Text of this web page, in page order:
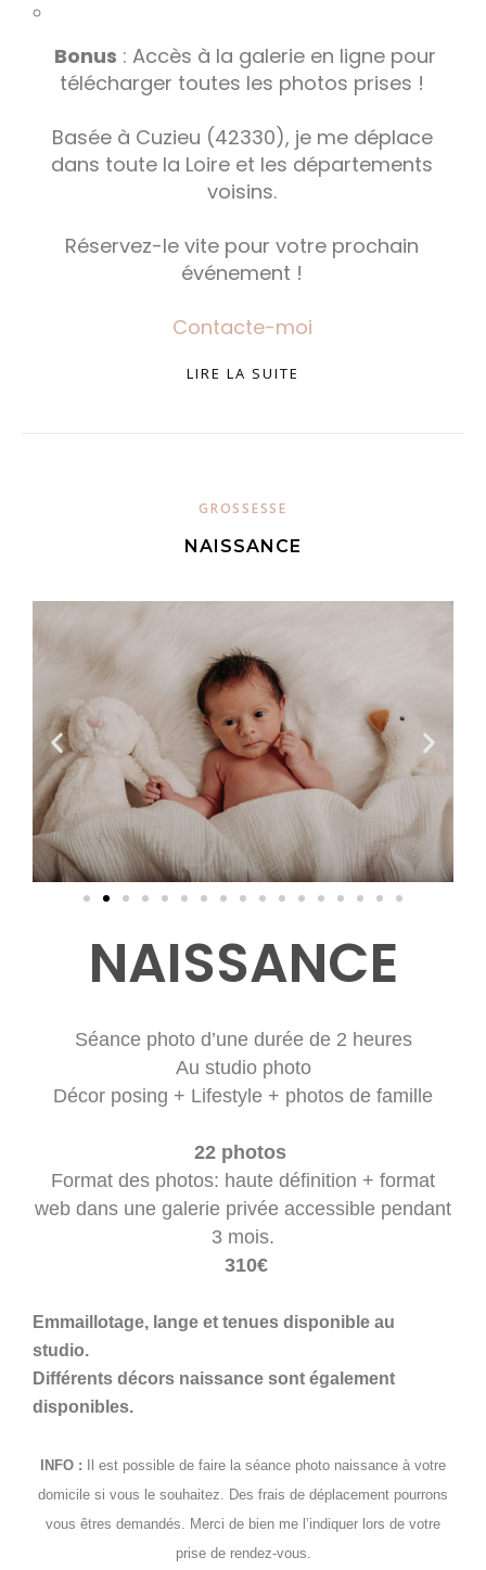
Bonus : Accès à la galerie en ligne pour
télécharger toutes les photos prises !
Basée à Cuzieu (42330), je me déplace
dans toute la Loire et les départements
voisins.
Réservez-le vite pour votre prochain
événement !
Contacte-moi
LIRE LA SUITE
GROSSESSE
NAISSANCE
NAISSANCE
Séance photo d’une durée de 2 heures
Au studio photo
Décor posing + Lifestyle + photos de famille
22 photos
Format des photos: haute définition + format
web dans une galerie privée accessible pendant
3 mois.
310€
Emmaillotage, lange et tenues disponible au
studio.
Différents décors naissance sont également
disponibles.
INFO :
Il est possible de faire la séance photo naissance à votre
domicile si vous le souhaitez. Des frais de déplacement pourrons
vous êtres demandés. Merci de bien me l’indiquer lors de votre
prise de rendez-vous.